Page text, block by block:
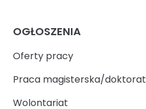
OGŁOSZENIA
Oferty pracy
Praca magisterska/doktorat
Wolontariat